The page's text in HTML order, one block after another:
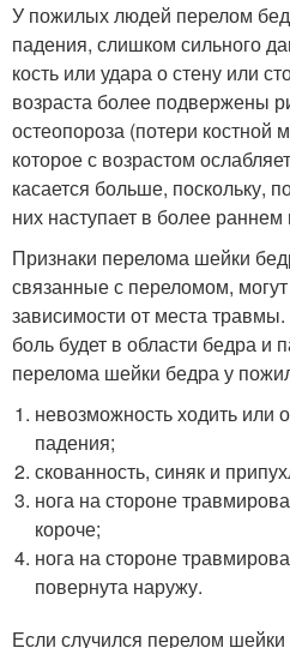
У пожилых людей перелом
падения, слишком сильного
кость или удара о стену или
возраста более подвержены
остеопороза (потери костной
которое с возрастом
касается больше, поскольку,
них наступает в более
Признаки перелома шейки
связанные с переломом, могут
зависимости от места
боль будет в области бедра и
перелома шейки бедра у
невозможность ходить или
падения;
скованность, синяк и
нога на стороне
короче;
нога на стороне
повернута наружу.
Если случился перелом